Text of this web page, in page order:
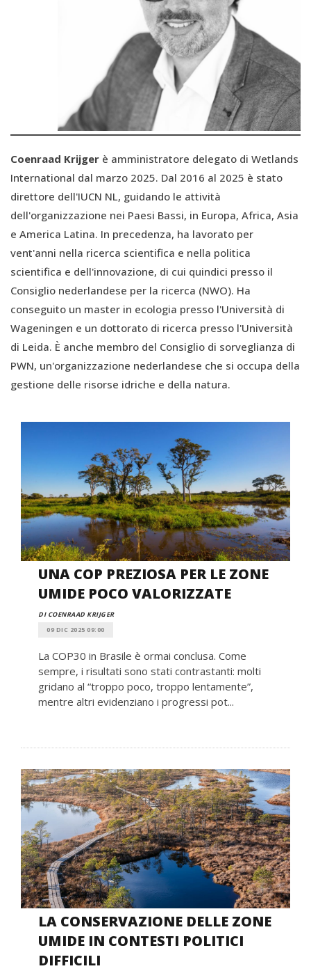
Coenraad Krijger è amministratore delegato di Wetlands
International dal marzo 2025. Dal 2016 al 2025 è stato
direttore dell'IUCN NL, guidando le attività
dell'organizzazione nei Paesi Bassi, in Europa, Africa, Asia
e America Latina. In precedenza, ha lavorato per
vent'anni nella ricerca scientifica e nella politica
scientifica e dell'innovazione, di cui quindici presso il
Consiglio nederlandese per la ricerca (NWO). Ha
conseguito un master in ecologia presso l'Università di
Wageningen e un dottorato di ricerca presso l'Università
di Leida. È anche membro del Consiglio di sorveglianza di
PWN, un'organizzazione nederlandese che si occupa della
gestione delle risorse idriche e della natura.
UNA COP PREZIOSA PER LE ZONE
UMIDE POCO VALORIZZATE
DI COENRAAD KRIJGER
09 DIC 2025 09:00
La COP30 in Brasile è ormai conclusa. Come
sempre, i risultati sono stati contrastanti: molti
gridano al “troppo poco, troppo lentamente”,
mentre altri evidenziano i progressi pot...
LA CONSERVAZIONE DELLE ZONE
UMIDE IN CONTESTI POLITICI
DIFFICILI